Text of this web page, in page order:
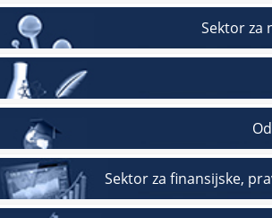
Sektor za
Sektor za finansijske,